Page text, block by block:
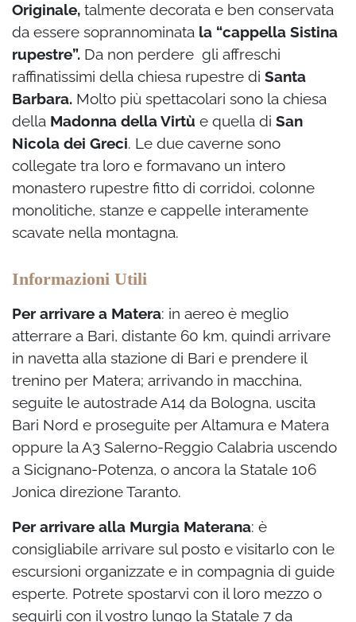
Originale, talmente decorata e ben conservata
da essere soprannominata la “cappella Sistina
rupestre”. Da non perdere gli affreschi
raffinatissimi della chiesa rupestre di Santa
Barbara. Molto più spettacolari sono la chiesa
della Madonna della Virtù e quella di San
Nicola dei Greci. Le due caverne sono
collegate tra loro e formavano un intero
monastero rupestre fitto di corridoi, colonne
monolitiche, stanze e cappelle interamente
scavate nella montagna.
Informazioni Utili
Per arrivare a Matera: in aereo è meglio
atterrare a Bari, distante 60 km, quindi arrivare
in navetta alla stazione di Bari e prendere il
trenino per Matera; arrivando in macchina,
seguite le autostrade A14 da Bologna, uscita
Bari Nord e proseguite per Altamura e Matera
oppure la A3 Salerno-Reggio Calabria uscendo
a Sicignano-Potenza, o ancora la Statale 106
Jonica direzione Taranto.
Per arrivare alla Murgia Materana: è
consigliabile arrivare sul posto e visitarlo con le
escursioni organizzate e in compagnia di guide
esperte. Potrete spostarvi con il loro mezzo o
seguirli con il vostro lungo la Statale 7 da